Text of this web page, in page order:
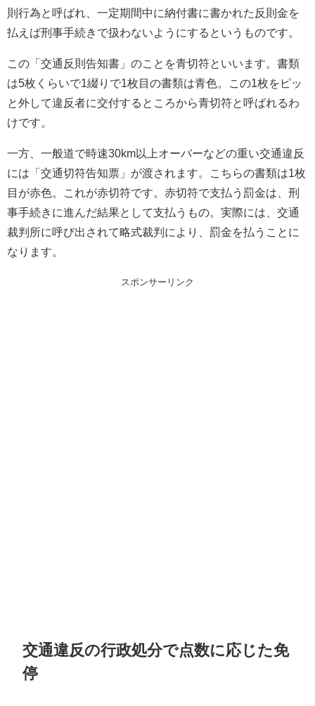
則行為と呼ばれ、一定期間中に納付書に書かれた反則金を
払えば刑事手続きで扱わないようにするというものです。
この「交通反則告知書」のことを青切符といいます。書類
は5枚くらいで1綴りで1枚目の書類は青色。この1枚をピッ
と外して違反者に交付するところから青切符と呼ばれるわ
けです。
一方、一般道で時速30km以上オーバーなどの重い交通違反
には「交通切符告知票」が渡されます。こちらの書類は1枚
目が赤色。これが赤切符です。赤切符で支払う罰金は、刑
事手続きに進んだ結果として支払うもの。実際には、交通
裁判所に呼び出されて略式裁判により、罰金を払うことに
なります。
スポンサーリンク
交通違反の行政処分で点数に応じた免
停